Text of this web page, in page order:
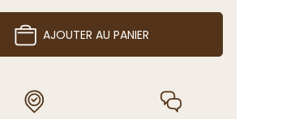
AJOUTER AU PANIER